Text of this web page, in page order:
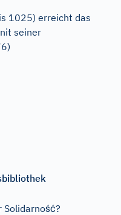
1025) erreicht das
seiner
Solidarność?